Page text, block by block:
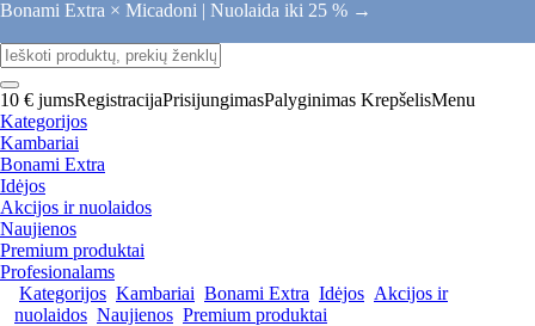
Bonami Extra × Micadoni | Nuolaida iki 25 % →
10 € jumsRegistracijaPrisijungimasPalyginimas KrepšelisMenu
Kategorijos
Kambariai
Bonami Extra
Idėjos
Akcijos ir nuolaidos
Naujienos
Premium produktai
Profesionalams
Kategorijos Kambariai Bonami Extra Idėjos Akcijos ir
nuolaidos Naujienos Premium produktai